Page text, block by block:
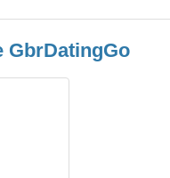
GbrDatingGo